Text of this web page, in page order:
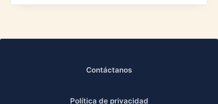
Contáctanos
Política de privacidad